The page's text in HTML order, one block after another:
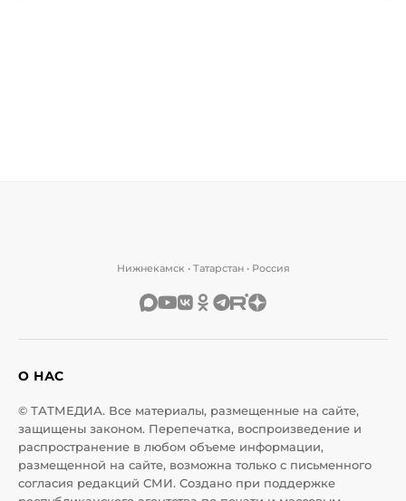
Нижнекамск • Татарстан • Россия
О НАС
© ТАТМЕДИА. Все материалы, размещенные на сайте,
защищены законом. Перепечатка, воспроизведение и
распространение в любом объеме информации,
размещенной на сайте, возможна только с письменного
согласия редакций СМИ. Создано при поддержке